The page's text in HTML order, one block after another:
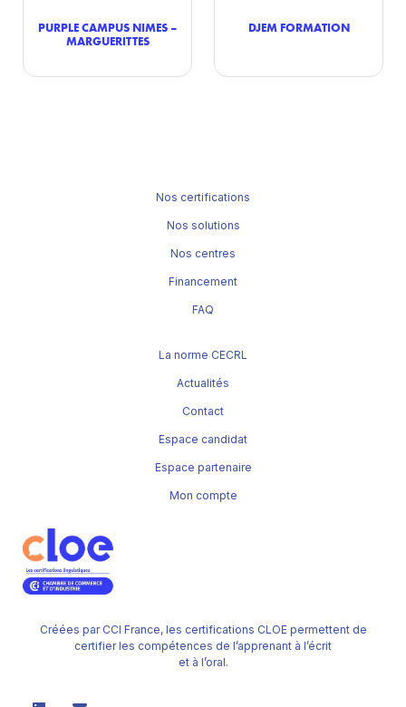
PURPLE CAMPUS NIMES –
MARGUERITTES
DJEM FORMATION
Créées par CCI France, les certifications CLOE permettent de
certifier les compétences de l’apprenant à l’écrit
et à l’oral.
Nos certifications
Nos solutions
Nos centres
Financement
FAQ
La norme CECRL
Actualités
Contact
Espace candidat
Espace partenaire
Mon compte